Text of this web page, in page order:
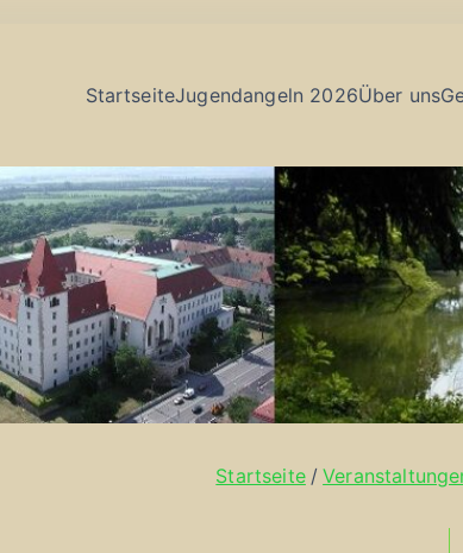
StartseiteJugendangeln 2026Über uns
Startseite